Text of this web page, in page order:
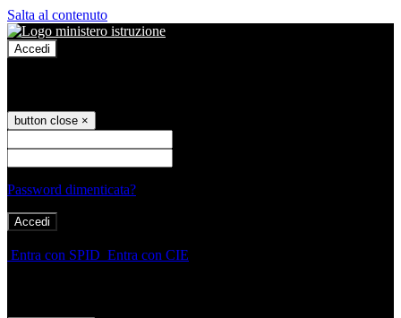
Salta al contenuto
Accedi
button close ×
Password dimenticata?
Entra con SPID Entra con CIE